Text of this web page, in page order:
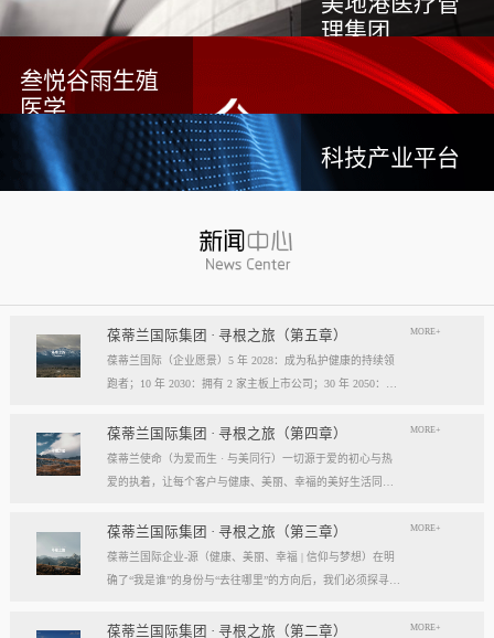
理集团
叁悦谷雨生殖
医学
科技产业平台
葆蒂兰国际集团 · 寻根之旅（第五章）
葆蒂兰国际（企业愿景）5 年 2028：成为私护健康的持续领
跑者；10 年 2030：拥有 2 家主板上市公司；30 年 2050：成
葆蒂兰国际立志成为健康产业中一个响亮的中国品牌。我们
以“为爱而生，与美同行”为使命，绘制出一幅清晰而雄心勃
勃的发展蓝图，旨在以坚实的步伐，从专业的深度走向事业
028 | 5年愿景）成为“私护健康领域的持续领跑者”· 定位： 我
MORE+
葆蒂兰国际集团 · 寻根之旅（第四章）
葆蒂兰使命（为爱而生 · 与美同行）一切源于爱的初心与热
爱的执着，让每个客户与健康、美丽、幸福的美好生活同
双翼“爱的初心”与“热爱的执着”，共同构成了葆蒂兰的精神内
核与力量源泉，二者如同呼吸，一呼一吸，生生不息。爱的
初心，是我们的根脉与方向。它是最初那份纯粹的善意、利
MORE+
葆蒂兰国际集团 · 寻根之旅（第三章）
葆蒂兰国际企业-源（健康、美丽、幸福 | 信仰与梦想）在明
确了“我是谁”的身份与“去往哪里”的方向后，我们必须探寻滋
格局与能量。它，就是葆蒂兰的“源”——我们一切思想与行
MORE+
葆蒂兰国际集团 · 寻根之旅（第二章） MORE+